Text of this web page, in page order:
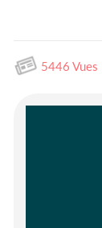
5446 Vues